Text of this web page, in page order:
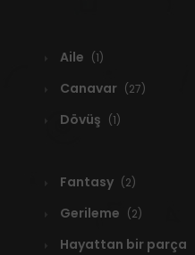
Aile (1)
Canavar (27)
Dövüş (1)
Fantasy (2)
Gerileme (2)
Hayattan bir parça